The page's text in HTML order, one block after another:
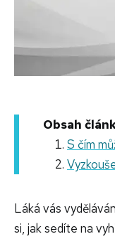
Obsah
S čím
Láká vás
si, jak sedíte na